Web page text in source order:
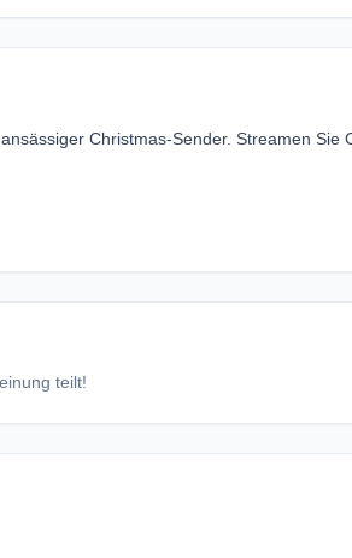
Christmas-Sender. Streamen Sie
teilt!